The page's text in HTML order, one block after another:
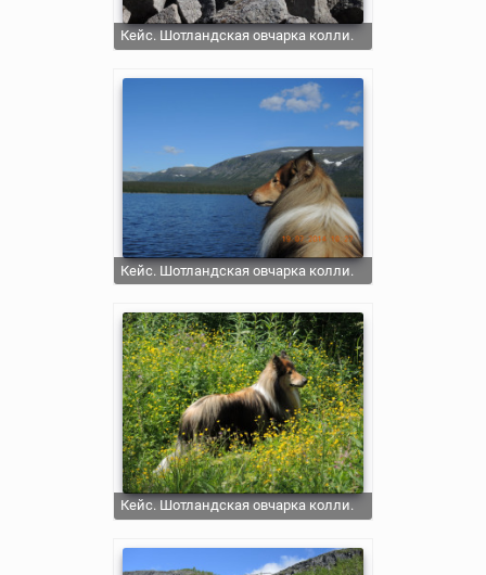
Кейс. Шотландская овчарка колли.
Кейс. Шотландская овчарка колли.
Кейс. Шотландская овчарка колли.